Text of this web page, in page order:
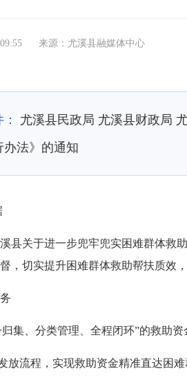
来源：尤溪县融媒体中心
尤溪县民政局 尤溪县财政局
办法》的通知
关于进一步兜牢兜实困难群体救助
，切实提升困难群体救助帮扶质效
、分类管理、全程闭环”的救助资
流程，实现救助资金精准直达困难